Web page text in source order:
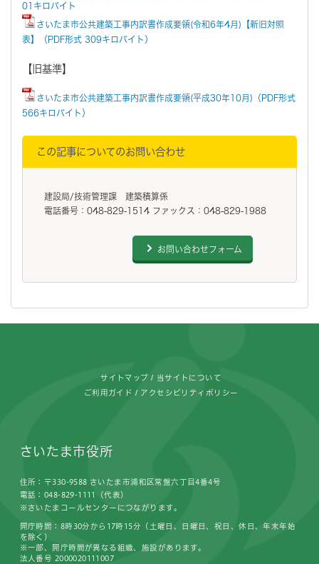
01キロバイト
さいたま市公共建築工事内訳書作成要領(令和6年4月)【新旧対照
表】（PDF形式 309キロバイト）
【旧基準】
さいたま市公共建築工事内訳書作成要領(平成30年10月)（PDF形式
566キロバイト）
この記事についてのお問い合わせ
建設局/技術管理課 建築積算係
電話番号：048-829-1514 ファックス：048-829-1988
お問い合わせフォーム
サイトマップ 当サイトについて
ご利用ガイド アクセシビリティポリシー
さいたま市役所
住所：〒330-9588 さいたま市浦和区常盤六丁目4番4号
電話：048-829-1111（代表）
※さいたまコールセンターにつながります。
開庁時間：8時30分から17時15分（土曜日、日曜日、祝日、休日、年末年始
を除く）
※一部、開庁時間が異なる組織、施設があります。
法人番号 2000020111007